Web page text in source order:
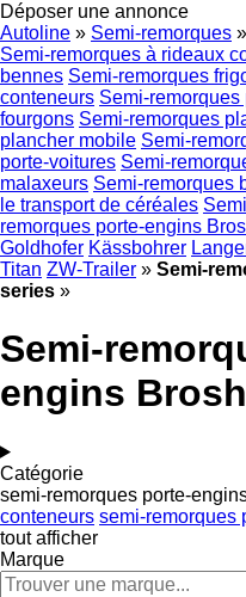
Déposer une annonce
Autoline » Semi-remorques »
Semi-remorques à rideaux
bennes Semi-remorques
conteneurs Semi-remorques
fourgons Semi-remorques
plancher mobile Semi-
porte-voitures Semi-
malaxeurs Semi-remorques
le transport de céréales
remorques porte-engins
Goldhofer Kässbohrer
Titan ZW-Trailer » Semi-
series »
Semi-
engins
Catégorie
semi-remorques porte-
conteneurs semi-remorques
tout afficher
Marque